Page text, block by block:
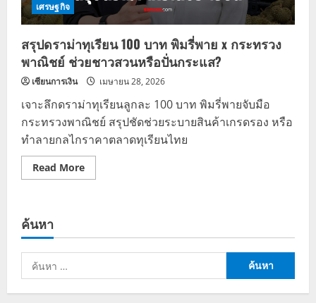
เศรษฐกิจ
สรุปดราม่าทุเรียน 100 บาท พิมรี่พาย x กระทรวง
พาณิชย์ ช่วยชาวสวนหรือปั่นกระแส?
เซียนการเงิน เมษายน 28, 2026
เจาะลึกดราม่าทุเรียนลูกละ 100 บาท พิมรี่พายจับมือ
กระทรวงพาณิชย์ สรุปชัดช่วยระบายสินค้าเกรดรอง หรือ
ทำลายกลไกราคาตลาดทุเรียนไทย
Read MoreRead
more
บาท
มรี่
x
พาณิชย์
ค้นหา
ค้นหา
สำหรับ: